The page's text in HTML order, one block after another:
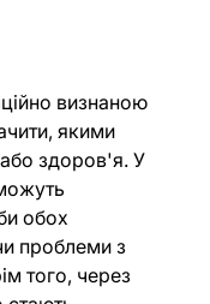
визнаною
якими
або здоров'я. У
обох
проблеми з
того, через